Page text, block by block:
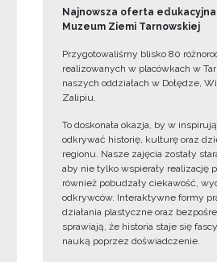
Najnowsza oferta
Muzeum Ziemi Tarnowskiej
Przygotowaliśmy blisko 80
realizowanych w placówkach w
naszych oddziałach w Dołędze,
Zalipiu.
To doskonała okazja, by w
odkrywać historię, kulturę oraz
regionu. Nasze zajęcia zostały
aby nie tylko wspierały realizację
również pobudzały ciekawość,
odkrywców. Interaktywne formy
działania plastyczne oraz
sprawiają, że historia staje się
nauką poprzez doświadczenie.